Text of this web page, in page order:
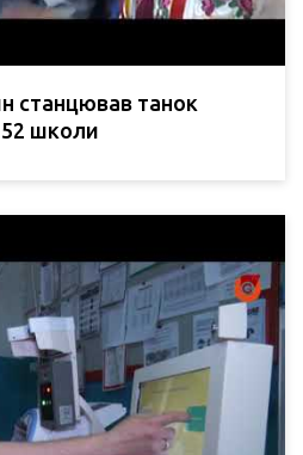
станцював танок
школи